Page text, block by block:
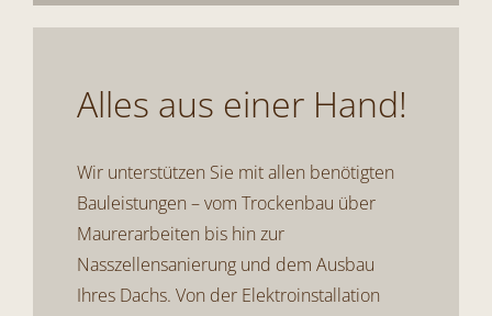
Alles aus einer Hand!
Wir unterstützen Sie mit allen benötigten
Bauleistungen – vomTrockenbau über
Maurerarbeiten bis hin zur
Nasszellensanierung und dem Ausbau
Ihres Dachs. Von der Elektroinstallation